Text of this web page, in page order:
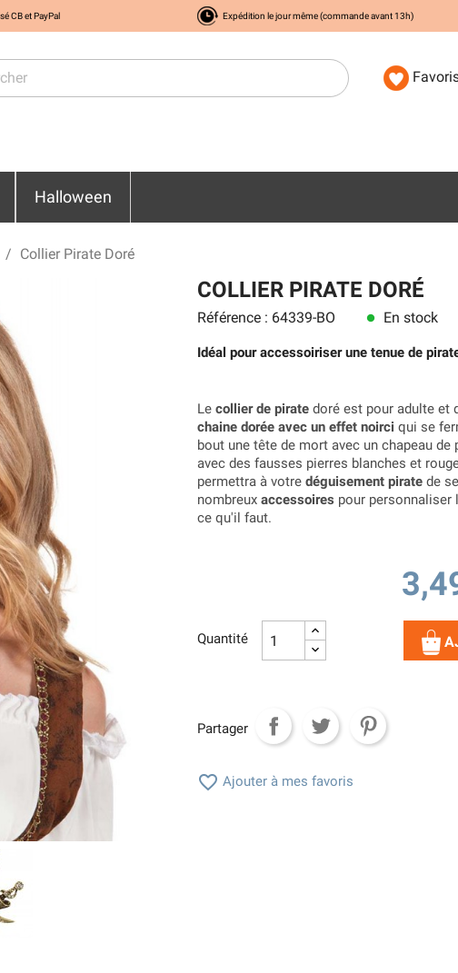
CB et PayPal Expédition le jour même (commande avant 13h)
Halloween
Collier Pirate Doré
COLLIER PIRATE DORÉ
Référence : 64339-BO lens En stock
Idéal pour accessoiriser une tenue de
Le collier de pirate doré est pour adulte et
chaine dorée avec un effet noirci qui se
bout une tête de mort avec un chapeau
avec des fausses pierres blanches et
permettra à votre déguisement pirate de
nombreux accessoires pour personnaliser
ce qu'il faut.
Quantité
Partager
 Ajouter à mes favoris